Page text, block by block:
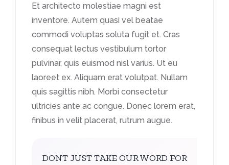
Et architecto molestiae magni est
inventore. Autem quasi vel beatae
commodi voluptas soluta fugit et. Cras
consequat lectus vestibulum tortor
pulvinar, quis euismod nisl varius. Ut eu
laoreet ex. Aliquam erat volutpat. Nullam
quis sagittis nibh. Morbi consectetur
ultricies ante ac congue. Donec lorem erat,
finibus in velit placerat, rutrum augue.
DONT JUST TAKE OUR WORD FOR